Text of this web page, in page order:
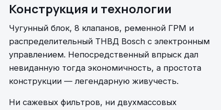
Конструкция и технологии
Чугунный блок, 8 клапанов, ременной ГРМ и
распределительный ТНВД Bosch с электронным
управлением. Непосредственный впрыск дал
невиданную тогда экономичность, а простота
конструкции — легендарную живучесть.
Ни сажевых фильтров, ни двухмассовых